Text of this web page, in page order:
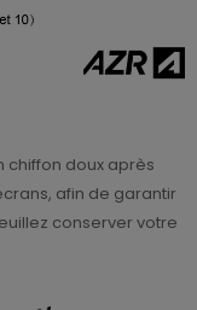
chiffon doux après
afin de garantir
conserver votre